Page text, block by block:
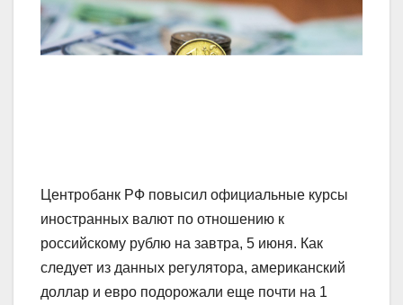
Центробанк РФ повысил официальные курсы
иностранных валют по отношению к
российскому рублю на завтра, 5 июня. Как
следует из данных регулятора, американский
доллар и евро подорожали еще почти на 1